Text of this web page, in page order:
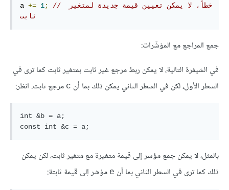
a += 1;
// خطأ، لا يمكن تعيين قيمة جديدة لمتغير
ثابت
جمع المراجع مع المؤشّرات:
في الشيفرة التالية، لا يمكن ربط مرجع غير ثابت بمتغير ثابت كما ترى في
السطر الأول، لكن في السطر الثاني يمكن ذلك بما أن c مرجع ثابت. انظر:
int &b = a;
بالمثل، لا يمكن جمع مؤشر إلى قيمة متغيرة مع متغير ثابت، لكن يمكن
ذلك كما ترى في السطر الثاني بما أن e مؤشر إلى قيمة ثابتة: